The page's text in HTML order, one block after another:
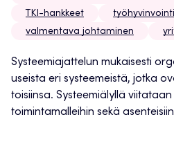
TKI-hankkeet
työhyvinvointi
valmentava johtaminen
Systeemiajattelun mukaisesti
useista eri systeemeistä, jotka
toisiinsa. Systeemiälyllä
toimintamalleihin sekä